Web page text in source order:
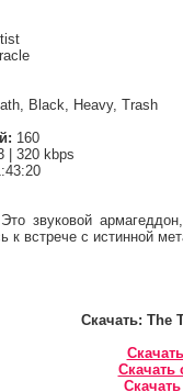
Black, Heavy, Trash
160
| 320 kbps
звуковой
к встрече с истинной
Скачать: The
Скачать